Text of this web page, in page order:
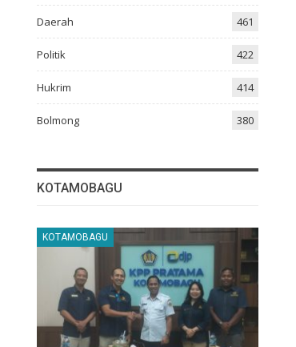
Daerah 461
Politik 422
Hukrim 414
Bolmong 380
KOTAMOBAGU
KOTAMOBAGU